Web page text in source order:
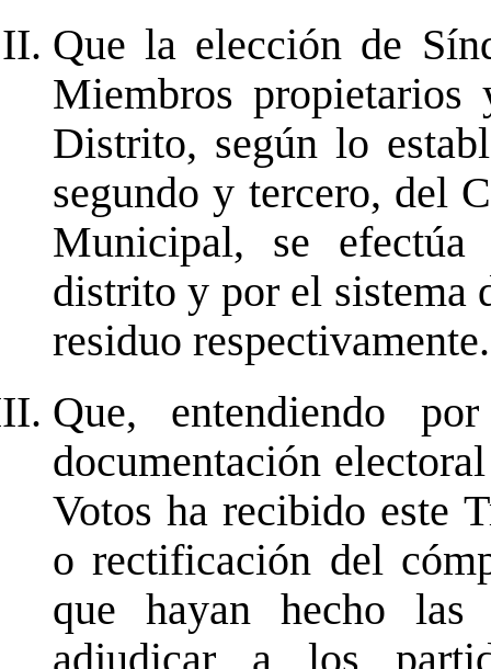
Que la elección de
Miembros propietarios
Distrito, según lo
segundo y tercero, del
Municipal, se
distrito y por el sistema
residuo respectivamente.
Que, entendiendo
documentación
Votos ha recibido este
o rectificación del
que hayan hecho
adjudicar a los